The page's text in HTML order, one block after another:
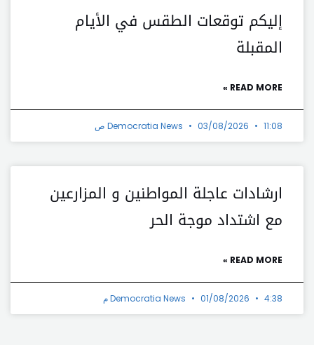
إليكم توقعات الطقس في الأيام
المقبلة
READ MORE »
Democratia News 03/08/2026 11:08 ص
ارشادات عاجلة المواطنين و المزارعين
مع اشتداد موجة الحر
READ MORE »
Democratia News 01/08/2026 4:38 م